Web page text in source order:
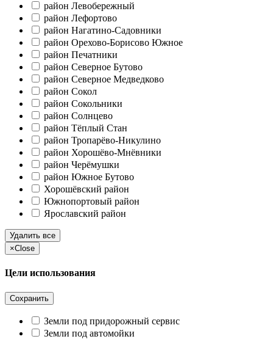
район Левобережный
район Лефортово
район Нагатино-Садовники
район Орехово-Борисово Южное
район Печатники
район Северное Бутово
район Северное Медведково
район Сокол
район Сокольники
район Солнцево
район Тёплый Стан
район Тропарёво-Никулино
район Хорошёво-Мнёвники
район Черёмушки
район Южное Бутово
Хорошёвский район
Южнопортовый район
Ярославский район
Удалить все
×Close
Цели использования
Сохранить
Земли под придорожный сервис
Земли под автомойки